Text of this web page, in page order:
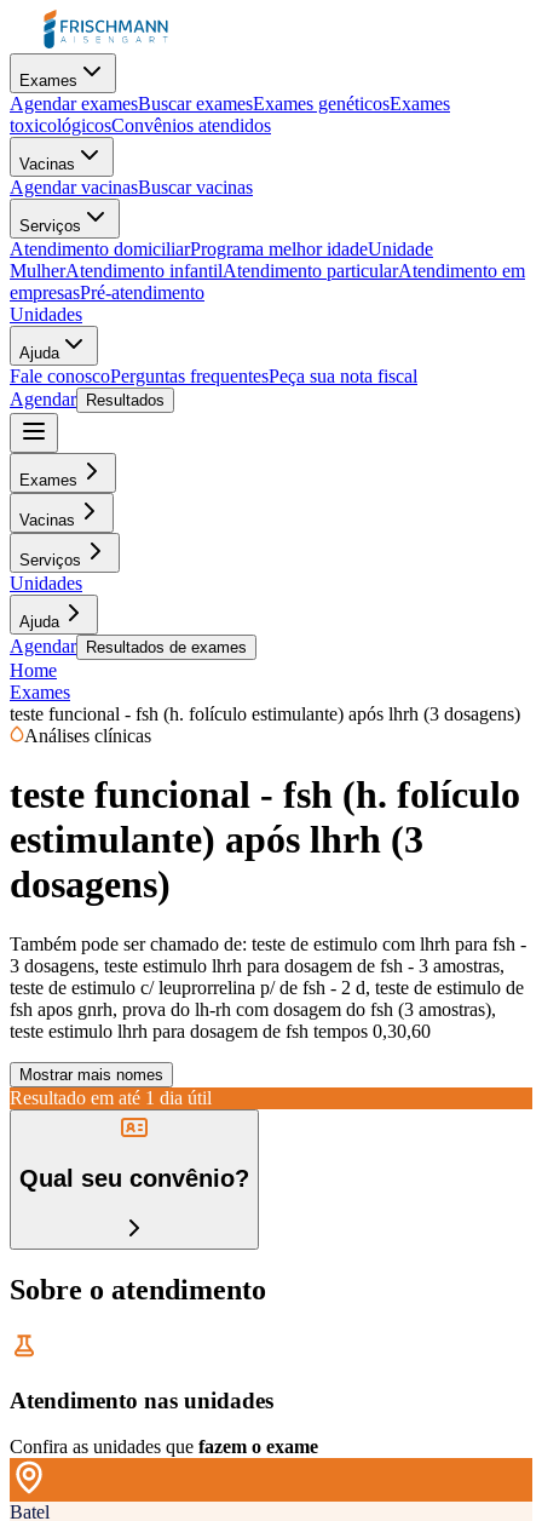
Exames
Agendar examesBuscar examesExames genéticosExames
toxicológicosConvênios atendidos
Vacinas
Agendar vacinasBuscar vacinas
Serviços
Atendimento domiciliarPrograma melhor idadeUnidade
MulherAtendimento infantilAtendimento particularAtendimento em
empresasPré-atendimento
Unidades
Ajuda
Fale conoscoPerguntas frequentesPeça sua nota fiscal
Agendar
Resultados
Exames
Vacinas
Serviços
Unidades
Ajuda
Agendar Resultados de exames
Home
Exames
teste funcional - fsh (h. folículo estimulante) após lhrh (3 dosagens)
Análises clínicas
teste funcional - fsh (h. folículo
estimulante) após lhrh (3
dosagens)
Também pode ser chamado de: teste de estimulo com lhrh para fsh -
3 dosagens, teste estimulo lhrh para dosagem de fsh - 3 amostras,
teste de estimulo c/ leuprorrelina p/ de fsh - 2 d, teste de estimulo de
fsh apos gnrh, prova do lh-rh com dosagem do fsh (3 amostras),
teste estimulo lhrh para dosagem de fsh tempos 0,30,60
Mostrar mais nomes
Resultado em até 1 dia útil
Qual seu convênio?
Sobre o atendimento
Atendimento nas unidades
Confira as unidades que fazem o exame
Batel